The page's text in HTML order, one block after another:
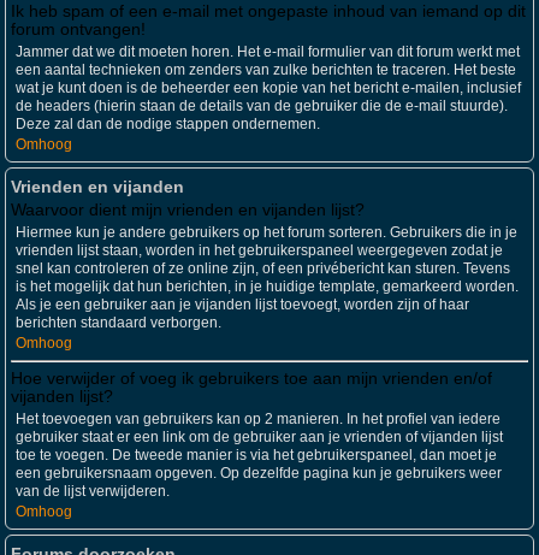
Ik heb spam of een e-mail met ongepaste inhoud van iemand op dit
forum ontvangen!
Jammer dat we dit moeten horen. Het e-mail formulier van dit forum werkt met
een aantal technieken om zenders van zulke berichten te traceren. Het beste
wat je kunt doen is de beheerder een kopie van het bericht e-mailen, inclusief
de headers (hierin staan de details van de gebruiker die de e-mail stuurde).
Deze zal dan de nodige stappen ondernemen.
Omhoog
Vrienden en vijanden
Waarvoor dient mijn vrienden en vijanden lijst?
Hiermee kun je andere gebruikers op het forum sorteren. Gebruikers die in je
vrienden lijst staan, worden in het gebruikerspaneel weergegeven zodat je
snel kan controleren of ze online zijn, of een privébericht kan sturen. Tevens
is het mogelijk dat hun berichten, in je huidige template, gemarkeerd worden.
Als je een gebruiker aan je vijanden lijst toevoegt, worden zijn of haar
berichten standaard verborgen.
Omhoog
Hoe verwijder of voeg ik gebruikers toe aan mijn vrienden en/of
vijanden lijst?
Het toevoegen van gebruikers kan op 2 manieren. In het profiel van iedere
gebruiker staat er een link om de gebruiker aan je vrienden of vijanden lijst
toe te voegen. De tweede manier is via het gebruikerspaneel, dan moet je
een gebruikersnaam opgeven. Op dezelfde pagina kun je gebruikers weer
van de lijst verwijderen.
Omhoog